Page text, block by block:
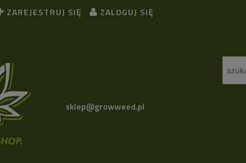
ZAREJESTRUJ SIĘ ZALOGUJ SIĘ
sklep@growweed.pl